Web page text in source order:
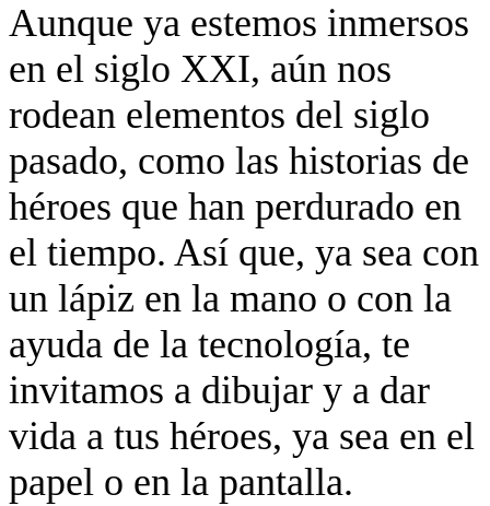
Aunque ya estemos inmersos
en el siglo XXI, aún nos
rodean elementos del siglo
pasado, como las historias de
héroes que han perdurado en
el tiempo. Así que, ya sea con
un lápiz en la mano o con la
ayuda de la tecnología, te
invitamos a dibujar y a dar
vida a tus héroes, ya sea en el
papel o en la pantalla.